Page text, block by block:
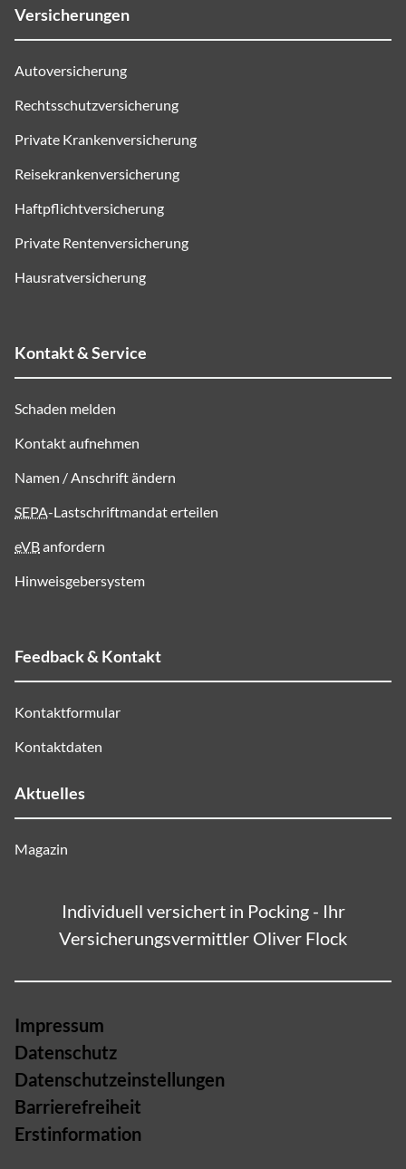
Versicherungen
Autoversicherung
Rechtsschutzversicherung
Private Krankenversicherung
Reisekrankenversicherung
Haftpflichtversicherung
Private Rentenversicherung
Hausratversicherung
Kontakt & Service
Schaden melden
Kontakt aufnehmen
Namen / Anschrift ändern
SEPA-Lastschriftmandat erteilen
eVBanfordern
Hinweisgebersystem
Feedback & Kontakt
Kontaktformular
Kontaktdaten
Aktuelles
Magazin
Individuell versichert in Pocking - Ihr
Versicherungsvermittler Oliver Flock
Impressum
Datenschutz
Datenschutzeinstellungen
Barrierefreiheit
Erstinformation